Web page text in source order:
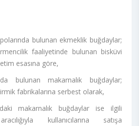
bulunan ekmeklik buğdaylar;
faaliyetinde bulunan bisküvi
esasına göre,
bulunan makarnalık buğdaylar;
fabrikalarına serbest olarak,
makarnalık buğdaylar ise ilgili
kullanıcılarına satışa